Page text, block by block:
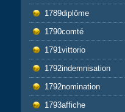
1789diplôme
1790comté
1791vittorio
1792indemnisation
1792nomination
1793affiche